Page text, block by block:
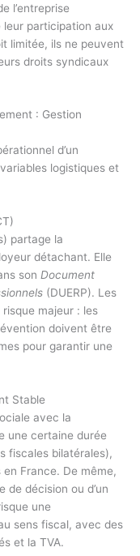
l’entreprise
participation aux
limitée, ils ne peuvent
droits syndicaux
: Gestion
d’un
logistiques et
partage la
détachant. Elle
son Document
(DUERP). Les
majeur : les
doivent être
pour garantir une
Stable
avec la
une certaine durée
fiscales bilatérales),
France. De même,
de décision ou d’un
une
sens fiscal, avec des
et la TVA.